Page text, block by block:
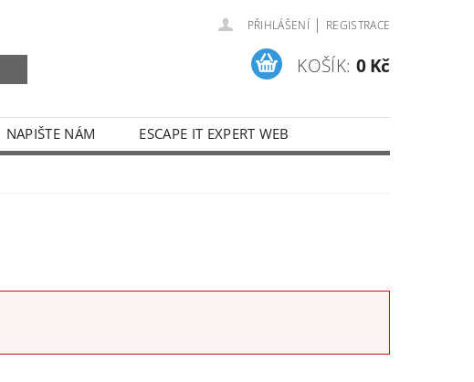
PŘIHLÁŠENÍ | REGISTRACE
KOŠÍK: 0 Kč
NAPIŠTE NÁM ESCAPE IT EXPERT WEB